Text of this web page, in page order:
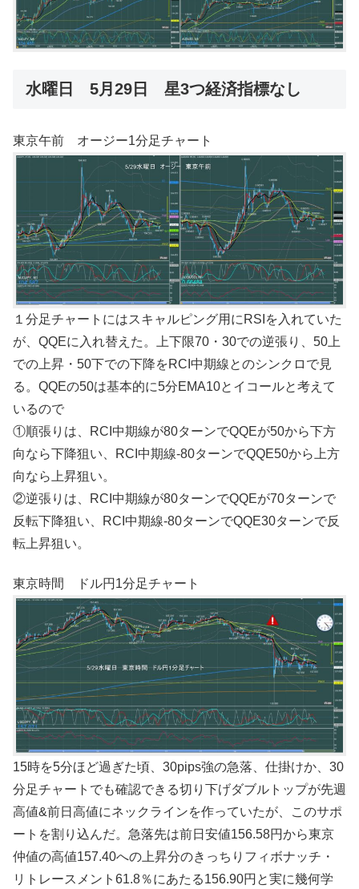
水曜日 5月29日 星3つ経済指標なし
東京午前 オージー1分足チャート
１分足チャートにはスキャルピング用にRSIを入れていた
が、QQEに入れ替えた。上下限70・30での逆張り、50上
での上昇・50下での下降をRCI中期線とのシンクロで見
る。QQEの50は基本的に5分EMA10とイコールと考えて
いるので
①順張りは、RCI中期線が80ターンでQQEが50から下方
向なら下降狙い、RCI中期線-80ターンでQQE50から上方
向なら上昇狙い。
②逆張りは、RCI中期線が80ターンでQQEが70ターンで
反転下降狙い、RCI中期線-80ターンでQQE30ターンで反
転上昇狙い。
東京時間 ドル円1分足チャート
15時を5分ほど過ぎた頃、30pips強の急落、仕掛けか、30
分足チャートでも確認できる切り下げダブルトップが先週
高値&前日高値にネックラインを作っていたが、このサポ
ートを割り込んだ。急落先は前日安値156.58円から東京
仲値の高値157.40への上昇分のきっちりフィボナッチ・
リトレースメント61.8％にあたる156.90円と実に幾何学